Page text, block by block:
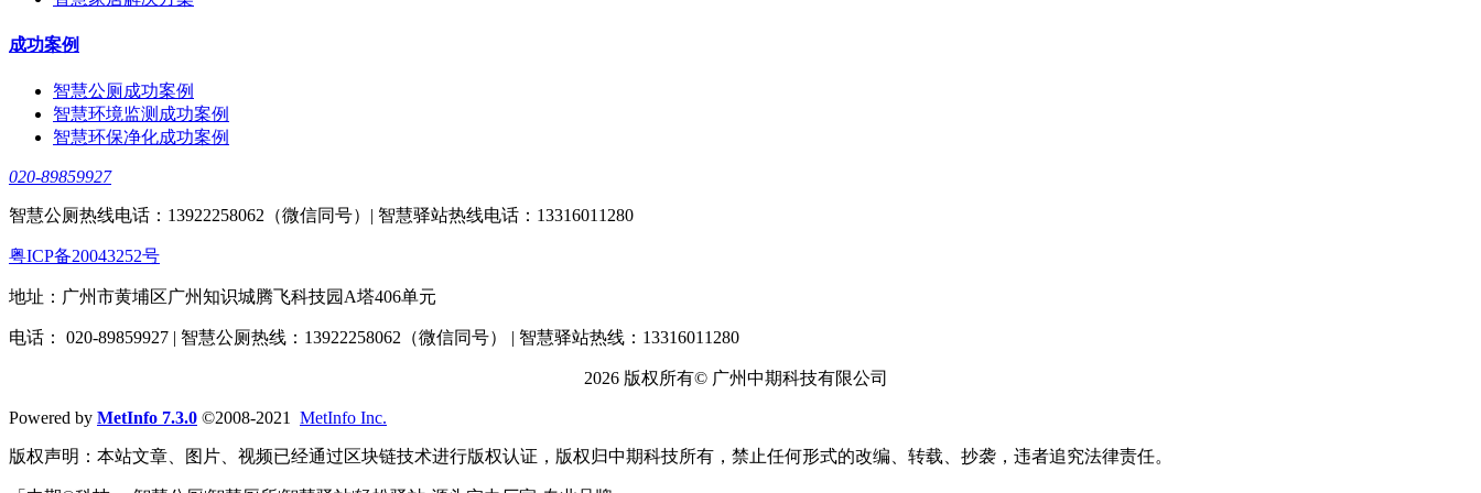
成功案例
智慧公厕成功案例
智慧环境监测成功案例
智慧环保净化成功案例
020-89859927
智慧公厕热线电话：13922258062（微信同号）| 智慧驿站热线电话：13316011280
粤ICP备20043252号
地址：广州市黄埔区广州知识城腾飞科技园A塔406单元
电话： 020-89859927 | 智慧公厕热线：13922258062（微信同号） | 智慧驿站热线：13316011280
2026 版权所有© 广州中期科技有限公司
Powered by MetInfo 7.3.0 ©2008-2021 MetInfo Inc.
版权声明：本站文章、图片、视频已经通过区块链技术进行版权认证，版权归中期科技所有，禁止任何形式的改编、转载、抄袭，违者追究法律责任。